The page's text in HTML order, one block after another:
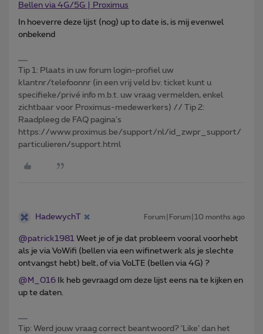
Bellen via 4G/5G | Proximus
In hoeverre deze lijst (nog) up to date is, is mij evenwel
onbekend
Tip 1: Plaats in uw forum login-profiel uw
klantnr/telefoonnr (in een vrij veld bv. ticket kunt u
specifieke/privé info m.b.t. uw vraag vermelden, enkel
zichtbaar voor Proximus-medewerkers) // Tip 2:
Raadpleeg de FAQ pagina's
https://www.proximus.be/support/nl/id_zwpr_support/
particulieren/support.html
HadewychT Forum|Forum|10 months ago
@patrick1981 Weet je of je dat probleem vooral voorhebt
als je via VoWifi (bellen via een wifinetwerk als je slechte
ontvangst hebt) belt, of via VoLTE (bellen via 4G) ?
@M_016 Ik heb gevraagd om deze lijst eens na te kijken en
up te daten.
Tip: Werd jouw vraag correct beantwoord? ‘Like’ dan het